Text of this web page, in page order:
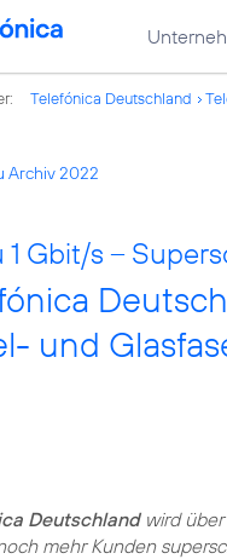
Telefónica Deutschland
Archiv 2022
1 Gbit/s –
und
Deutschlandwird über
mehr Kunden